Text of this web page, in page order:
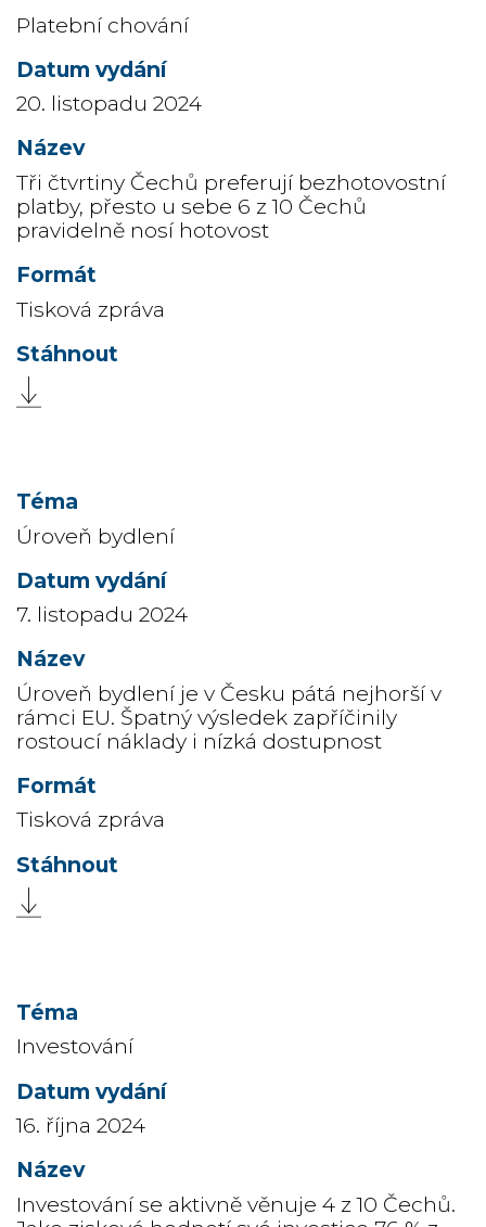
Platební chování
20. listopadu 2024
Tři čtvrtiny Čechů preferují bezhotovostní
platby, přesto u sebe 6 z 10 Čechů
pravidelně nosí hotovost
Tisková zpráva
Úroveň bydlení
7. listopadu 2024
Úroveň bydlení je v Česku pátá nejhorší v
rámci EU. Špatný výsledek zapříčinily
rostoucí náklady i nízká dostupnost
Tisková zpráva
Investování
16. října 2024
Investování se aktivně věnuje 4 z 10 Čechů.